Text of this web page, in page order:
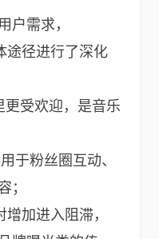
户需求，
途径进行了深化
受欢迎，是音乐
于粉丝圈互动、
；
加进入阻滞，